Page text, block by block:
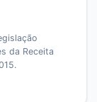
da Receita